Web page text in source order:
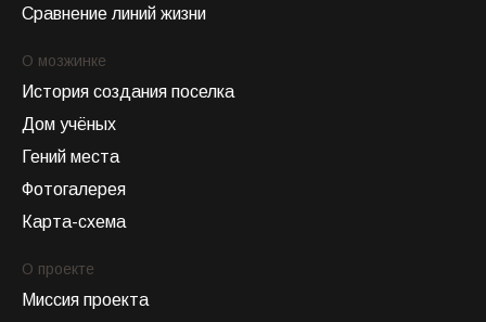
О проекте
Миссия проекта
Карта-схема
Фотогалерея
Гений места
Дом учёных
История создания поселка
О мозжинке
Сравнение линий жизни